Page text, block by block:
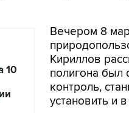
10
Вечером 8
Кириллов
полигона был
контроль,
установить и